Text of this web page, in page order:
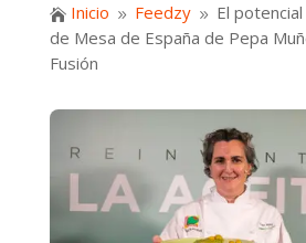
 Inicio 9 Feedzy 9 El
de Mesa de España de Pepa
Fusión